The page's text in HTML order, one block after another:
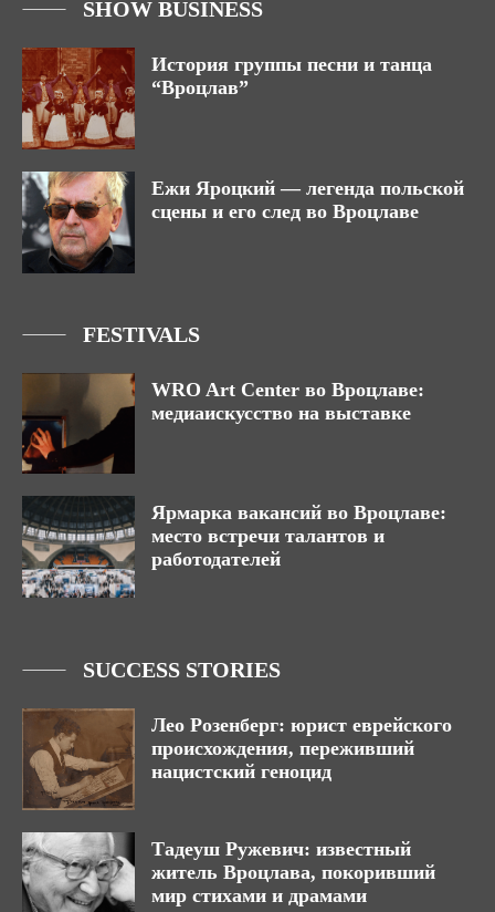
SHOW BUSINESS
История группы песни и танца
“Вроцлав”
Ежи Яроцкий — легенда польской
сцены и его след во Вроцлаве
FESTIVALS
WRO Art Center во Вроцлаве:
медиаискусство на выставке
Ярмарка вакансий во Вроцлаве:
место встречи талантов и
работодателей
SUCCESS STORIES
Лео Розенберг: юрист еврейского
происхождения, переживший
нацистский геноцид
Тадеуш Ружевич: известный
житель Вроцлава, покоривший
мир стихами и драмами